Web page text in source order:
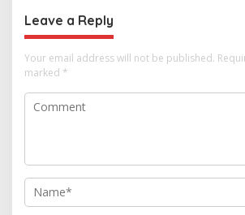
Leave a Reply
Your email address will not be published.
marked *